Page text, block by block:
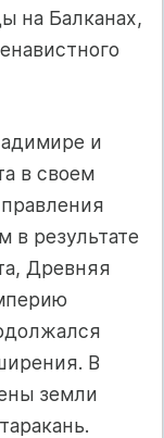
на Балканах,
и
в своем
в результате
Древняя
В
земли